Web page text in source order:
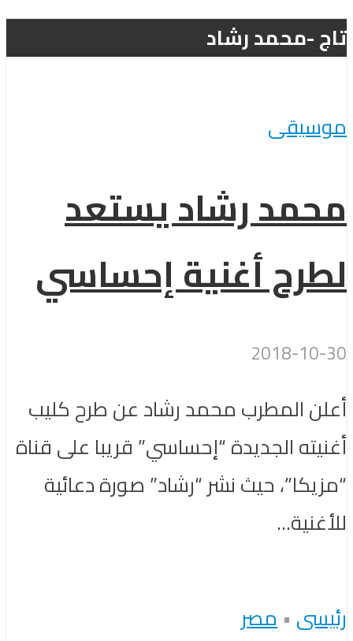
تاج -محمد رشاد
موسيقى
محمد رشاد يستعد
لطرح أغنية إحساسي
2018-10-30
أعلن المطرب محمد رشاد عن طرح كليب
أغنيته الجديدة “إحساسي” قريبا على قناة
“مزيكا”، حيث نشر “رشاد” صورة دعائية
للأغنية...
رئيسى •مصر